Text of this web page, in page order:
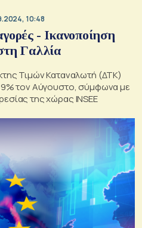
10:48
- Ικανοποίηση
Γαλλία
Τιμών Καταναλωτή (ΔΤΚ)
τον Αύγουστο, σύμφωνα με
της χώρας INSEE